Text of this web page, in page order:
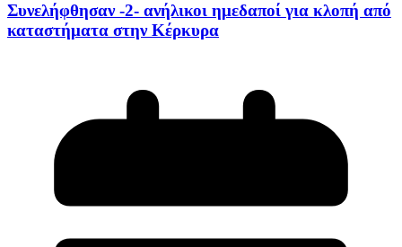
Συνελήφθησαν -2- ανήλικοι ημεδαποί για κλοπή από
καταστήματα στην Κέρκυρα